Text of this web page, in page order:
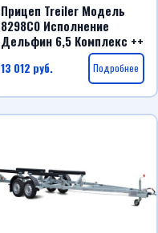
Прицеп Treiler Модель
8298С0 Исполнение
Дельфин 6,5 Комплекс ++
13 012 руб. Подробнее